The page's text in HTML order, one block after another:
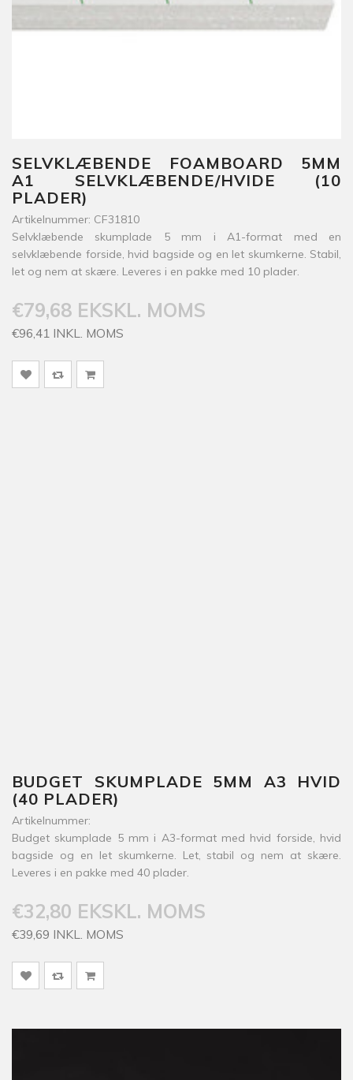
SELVKLÆBENDE FOAMBOARD 5MM
A1 SELVKLÆBENDE/HVIDE (10
PLADER)
Artikelnummer: CF31810
Selvklæbende skumplade 5 mm i A1-format med en
selvklæbende forside, hvid bagside og en let skumkerne. Stabil,
let og nem at skære. Leveres i en pakke med 10 plader.
€79,68 EKSKL. MOMS
€96,41 INKL. MOMS
BUDGET SKUMPLADE 5MM A3 HVID
(40 PLADER)
Artikelnummer:
Budget skumplade 5 mm i A3-format med hvid forside, hvid
bagside og en let skumkerne. Let, stabil og nem at skære.
Leveres i en pakke med 40 plader.
€32,80 EKSKL. MOMS
€39,69 INKL. MOMS